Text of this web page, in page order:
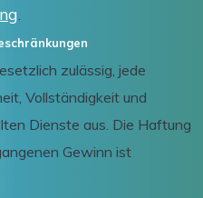
zulässig, jede
Vollständigkeit und
Dienste aus. Die Haftung
Gewinn ist